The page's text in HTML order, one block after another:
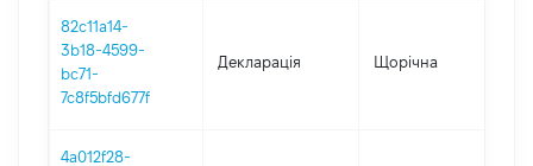
82c11a14-
3b18-4599-
bc71-
7c8f5bfd677f
Декларація Щорічна
4a012f28-